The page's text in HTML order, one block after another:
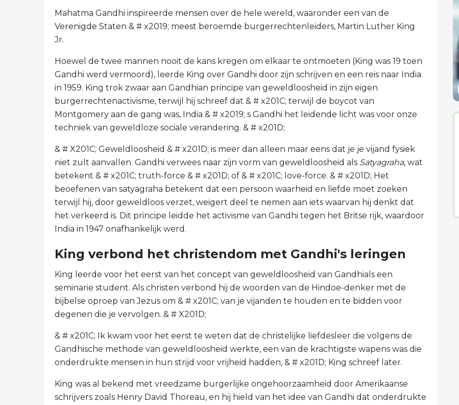
Mahatma Gandhi inspireerde mensen over de hele wereld, waaronder een van de
Verenigde Staten & # x2019; meest beroemde burgerrechtenleiders, Martin Luther King
Jr.
Hoewel de twee mannen nooit de kans kregen om elkaar te ontmoeten (King was 19 toen
Gandhi werd vermoord), leerde King over Gandhi door zijn schrijven en een reis naar India
in 1959. King trok zwaar aan Gandhian principe van geweldloosheid in zijn eigen
burgerrechtenactivisme, terwijl hij schreef dat & # x201C; terwijl de boycot van
Montgomery aan de gang was, India & # x2019; s Gandhi het leidende licht was voor onze
techniek van geweldloze sociale verandering. & # x201D;
& # X201C; Geweldloosheid & # x201D; is meer dan alleen maar eens dat je je vijand fysiek
niet zult aanvallen. Gandhi verwees naar zijn vorm van geweldloosheid als Satyagraha, wat
betekent & # x201C; truth-force & # x201D; of & # x201C; love-force. & # x201D; Het
beoefenen van satyagraha betekent dat een persoon waarheid en liefde moet zoeken
terwijl hij, door geweldloos verzet, weigert deel te nemen aan iets waarvan hij denkt dat
het verkeerd is. Dit principe leidde het activisme van Gandhi tegen het Britse rijk, waardoor
India in 1947 onafhankelijk werd.
King verbond het christendom met Gandhi's leringen
King leerde voor het eerst van het concept van geweldloosheid van Gandhials een
seminarie student. Als christen verbond hij de woorden van de Hindoe-denker met de
bijbelse oproep van Jezus om & # x201C; van je vijanden te houden en te bidden voor
degenen die je vervolgen. & # X201D;
& # x201C; Ik kwam voor het eerst te weten dat de christelijke liefdesleer die volgens de
Gandhische methode van geweldloosheid werkte, een van de krachtigste wapens was die
onderdrukte mensen in hun strijd voor vrijheid hadden, & # x201D; King schreef later.
King was al bekend met vreedzame burgerlijke ongehoorzaamheid door Amerikaanse
schrijvers zoals Henry David Thoreau, en hij hield van het idee van Gandhi dat onderdrukte